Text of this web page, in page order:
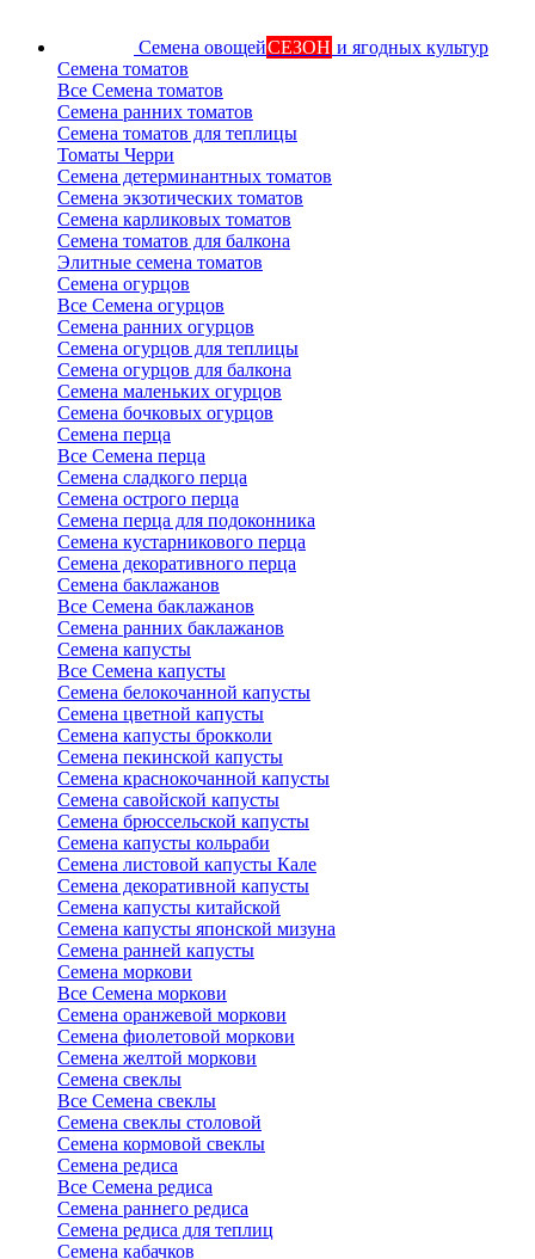
Семена овощейСЕЗОН и ягодных культур
Семена томатов
Все Семена томатов
Семена ранних томатов
Семена томатов для теплицы
Томаты Черри
Семена детерминантных томатов
Семена экзотических томатов
Семена карликовых томатов
Семена томатов для балкона
Элитные семена томатов
Семена огурцов
Все Семена огурцов
Семена ранних огурцов
Семена огурцов для теплицы
Семена огурцов для балкона
Семена маленьких огурцов
Семена бочковых огурцов
Семена перца
Все Семена перца
Семена сладкого перца
Семена острого перца
Семена перца для подоконника
Семена кустарникового перца
Семена декоративного перца
Семена баклажанов
Все Семена баклажанов
Семена ранних баклажанов
Семена капусты
Все Семена капусты
Семена белокочанной капусты
Семена цветной капусты
Семена капусты брокколи
Семена пекинской капусты
Семена краснокочанной капусты
Семена савойской капусты
Семена брюссельской капусты
Семена капусты кольраби
Семена листовой капусты Кале
Семена декоративной капусты
Семена капусты китайской
Семена капусты японской мизуна
Семена ранней капусты
Семена моркови
Все Семена моркови
Семена оранжевой моркови
Семена фиолетовой моркови
Семена желтой моркови
Семена свеклы
Все Семена свеклы
Семена свеклы столовой
Семена кормовой свеклы
Семена редиса
Все Семена редиса
Семена раннего редиса
Семена редиса для теплиц
Семена кабачков